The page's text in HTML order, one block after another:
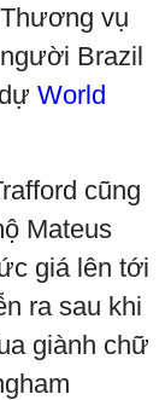
vụ
Brazil
World
cũng
Mateus
giá lên tới
ra sau khi
giành chữ